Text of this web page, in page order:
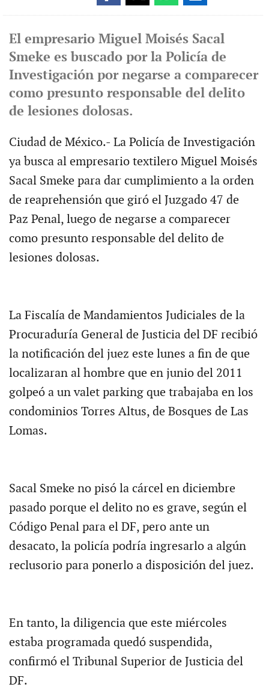
El empresario Miguel Moisés Sacal
Smeke es buscado por la Policía de
Investigación por negarse a comparecer
como presunto responsable del delito
de lesiones dolosas.
Ciudad de México.- La Policía de Investigación
ya busca al empresario textilero Miguel Moisés
Sacal Smeke para dar cumplimiento a la orden
de reaprehensión que giró el Juzgado 47 de
Paz Penal, luego de negarse a comparecer
como presunto responsable del delito de
lesiones dolosas.
La Fiscalía de Mandamientos Judiciales de la
Procuraduría General de Justicia del DF recibió
la notificación del juez este lunes a fin de que
localizaran al hombre que en junio del 2011
golpeó a un valet parking que trabajaba en los
condominios Torres Altus, de Bosques de Las
Lomas.
Sacal Smeke no pisó la cárcel en diciembre
pasado porque el delito no es grave, según el
Código Penal para el DF, pero ante un
desacato, la policía podría ingresarlo a algún
reclusorio para ponerlo a disposición del juez.
En tanto, la diligencia que este miércoles
estaba programada quedó suspendida,
confirmó el Tribunal Superior de Justicia del
DF.